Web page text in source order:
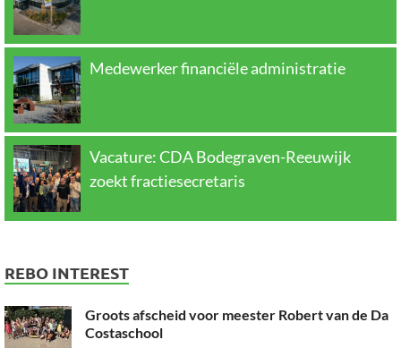
Medewerker financiële administratie
Vacature: CDA Bodegraven-Reeuwijk
zoekt fractiesecretaris
REBO INTEREST
Groots afscheid voor meester Robert van de Da
Costaschool